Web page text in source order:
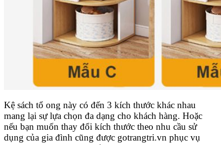
Kệ sách tổ ong này có đến 3 kích thước khác nhau
mang lại sự lựa chọn đa dạng cho khách hàng. Hoặc
nếu bạn muốn thay đổi kích thước theo nhu cầu sử
dụng của gia đình cũng được gotrangtri.vn phục vụ